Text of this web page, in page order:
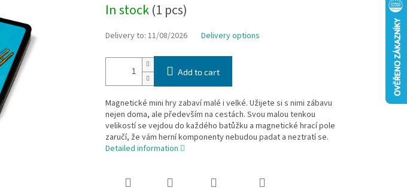
price:
In stock(1 pcs)
Delivery to: 11/08/2026 Delivery options
Add to cart
Magnetické mini hry zabaví malé i velké. Užijete si s nimi zábavu
nejen doma, ale především na cestách. Svou malou tenkou
velikostí se vejdou do každého batůžku a magnetické hrací pole
zaručí, že vám herní komponenty nebudou padat a neztratí se.
Detailed information